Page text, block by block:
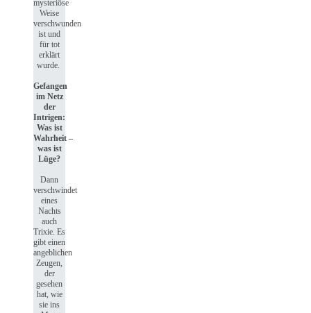
mysteriöse
Weise
verschwunden
ist und
für tot
erklärt
wurde.
Gefangen
im Netz
der
Intrigen:
Was ist
Wahrheit –
was ist
Lüge?
Dann
verschwindet
eines
Nachts
auch
Trixie. Es
gibt einen
angeblichen
Zeugen,
der
gesehen
hat, wie
sie ins